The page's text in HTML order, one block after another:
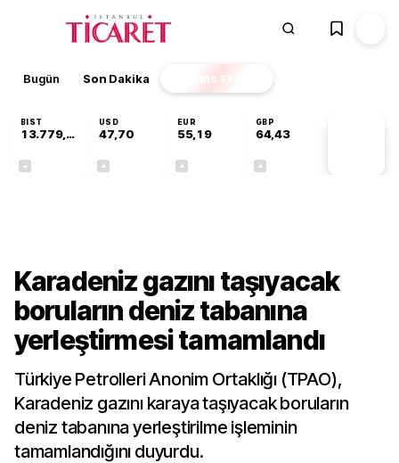
Bugün Son Dakika Finans EKSTRA
BIST
13.779,39
USD
47,70
EUR
55,19
GBP
64,43
Karadeniz gazını taşıyacak
boruların deniz tabanına
yerleştirmesi tamamlandı
Türkiye Petrolleri Anonim Ortaklığı (TPAO),
Karadeniz gazını karaya taşıyacak boruların
deniz tabanına yerleştirilme işleminin
tamamlandığını duyurdu.